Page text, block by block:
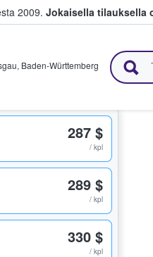
2009. Jokaisella tilauksella
, Baden-Württemberg
287 $
/ kpl
289 $
/ kpl
330 $
/ kpl